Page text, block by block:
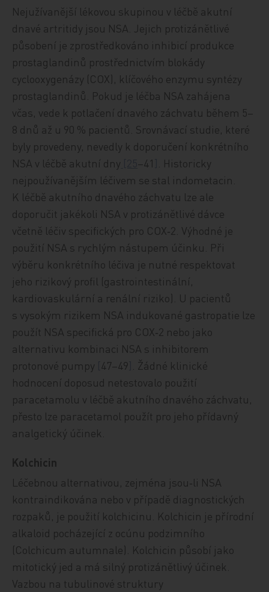
Nejužívanější lékovou skupinou v léčbě akutní
dnavé artritidy jsou NSA. Jejich protizánětlivé
působení je zprostředkováno inhibicí produkce
prostaglandinů prostřednictvím blokády
cyclooxygenázy (COX), klíčového enzymu syntézy
prostaglandinů. Pokud je léčba NSA zahájena
včas, vede k potlačení dnavého záchvatu během 5–
8 dnů až u 90 % pacientů. Srovnávací studie, které
byly provedeny, nevedly k doporučení konkrétního
NSA v léčbě akutní dny
–41
. Historicky
nejpoužívanějším léčivem se stal indometacin.
K léčbě akutního dnavého záchvatu lze ale
doporučit jakékoli NSA v protizánětlivé dávce
včetně léčiv specifických pro COX‑2. Výhodné je
použití NSA s rychlým nástupem účinku. Při
výběru konkrétního léčiva je nutné respektovat
jeho rizikový profil (gastrointestinální,
kardiovaskulární a renální riziko). U pacientů
s vysokým rizikem NSA indukované gastropatie lze
použít NSA specifická pro COX‑2 nebo jako
alternativu kombinaci NSA s inhibitorem
protonové pumpy 47–49
. Žádné klinické
hodnocení doposud netestovalo použití
paracetamolu v léčbě akutního dnavého záchvatu,
přesto lze paracetamol použít pro jeho přídavný
analgetický účinek.
Kolchicin
Léčebnou alternativou, zejména jsou‑li NSA
kontraindikována nebo v případě diagnostických
rozpaků, je použití kolchicinu. Kolchicin je přírodní
alkaloid pocházející z ocúnu podzimního
(Colchicum autumnale). Kolchicin působí jako
mitotický jed a má silný protizánětlivý účinek.
Vazbou na tubulinové struktury